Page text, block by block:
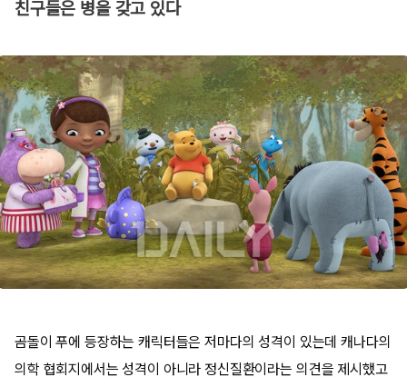
친구들은 병을 갖고 있다
곰돌이 푸에 등장하는 캐릭터들은 저마다의 성격이 있는데 캐나다의
의학 협회지에서는 성격이 아니라 정신질환이라는 의견을 제시했고